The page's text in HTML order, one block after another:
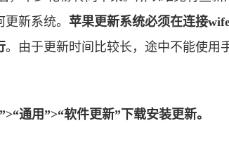
新系统。 苹果更新系统必须在连接
。由于更新时间比较长，途中不能使用
通用”>“软件更新”下载安装更新。